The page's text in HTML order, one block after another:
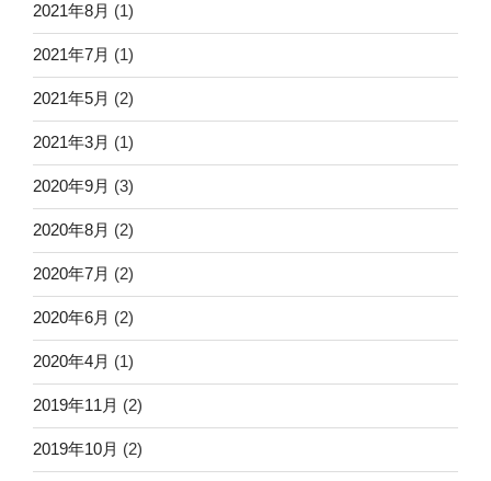
2021年8月 (1)
2021年7月 (1)
2021年5月 (2)
2021年3月 (1)
2020年9月 (3)
2020年8月 (2)
2020年7月 (2)
2020年6月 (2)
2020年4月 (1)
2019年11月 (2)
2019年10月 (2)